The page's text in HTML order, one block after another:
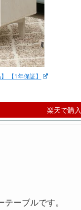
【1年保証】
楽天で購入
ーブルです。